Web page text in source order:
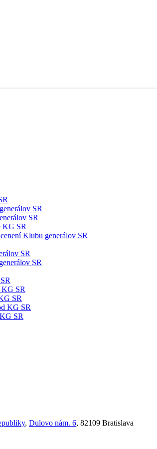
SR
SR
KG SR
Klubu generálov SR
SR
SR
KG SR
SR
KG SR
SR
, Dulovo nám. 6, 82109 Bratislava